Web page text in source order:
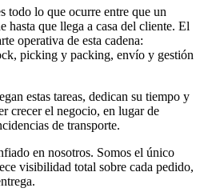
todo lo que ocurre entre que un
hasta que llega a casa del cliente. El
operativa de esta cadena:
picking y packing, envío y gestión
estas tareas, dedican su tiempo y
crecer el negocio, en lugar de
de transporte.
en nosotros. Somos el único
visibilidad total sobre cada pedido,